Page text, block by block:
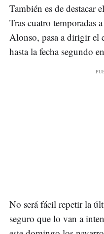
También es de destacar
Tras cuatro temporadas
Alonso, pasa a dirigir el
hasta la fecha segundo
No será fácil repetir la
seguro que lo van a